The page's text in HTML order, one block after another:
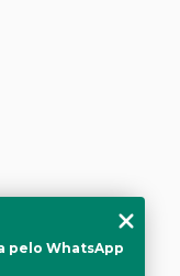
pelo WhatsApp